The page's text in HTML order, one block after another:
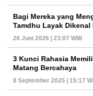
Bagi Mereka yang
Tamdhu Layak Dikenal
26 Juni 2026 | 23:07 WIB
3 Kunci Rahasia
Matang Bercahaya
8 September 2025 | 15:17